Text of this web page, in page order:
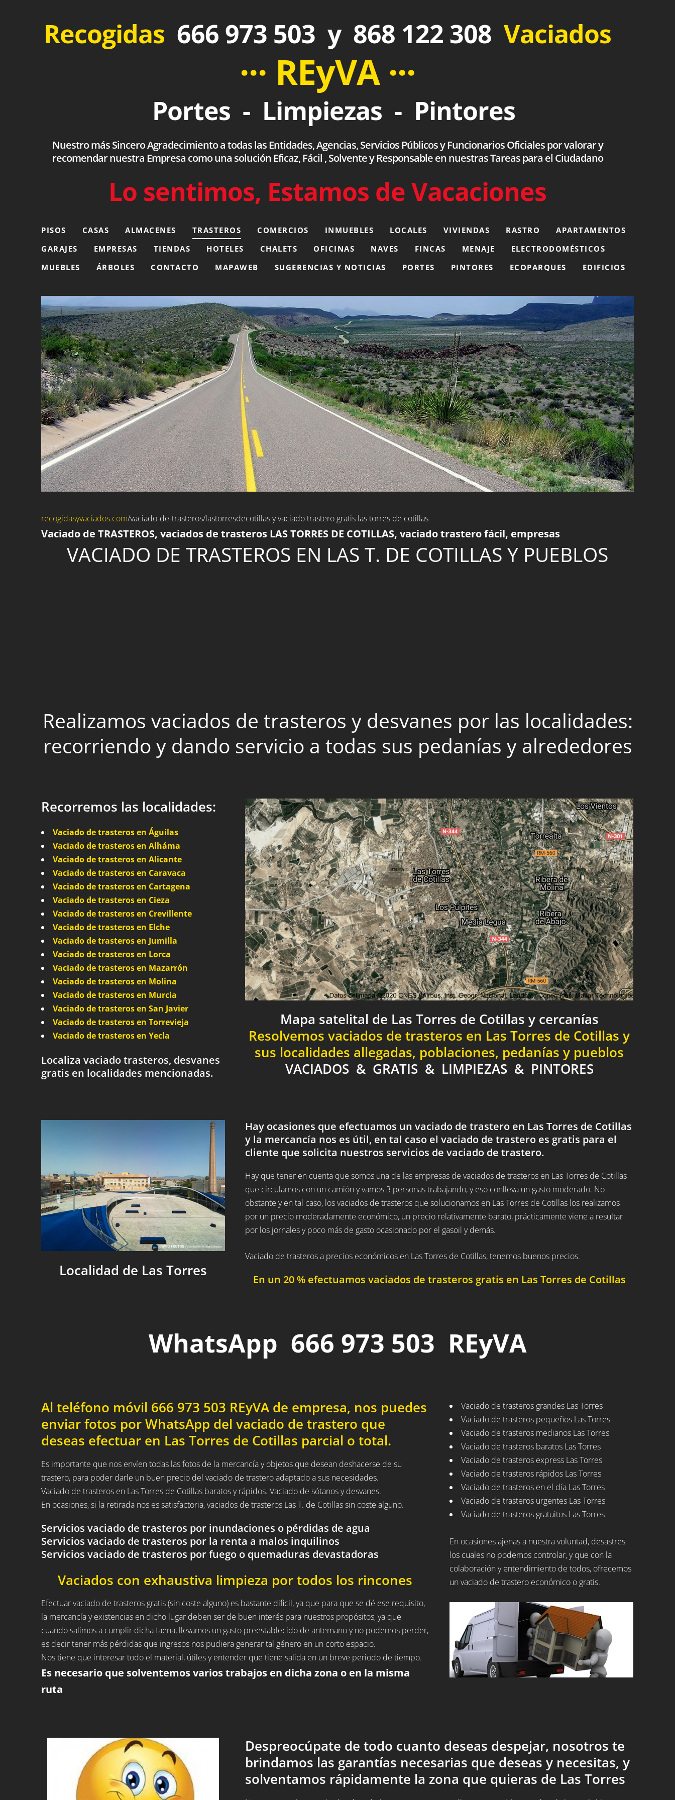
Recogidas 666 973 503 y 868 122 308 Vaciados
··· REyVA ···
Portes - Limpiezas - Pintores
Nuestro más Sincero Agradecimiento a todas las Entidades, Agencias, Servicios Públicos y Funcionarios Oficiales por valorar y
recomendar nuestra Empresa como una solución Eficaz, Fácil , Solvente y Responsable en nuestras Tareas para el Ciudadano
Lo sentimos, Estamos de Vacaciones
PISOS CASAS ALMACENES TRASTEROS COMERCIOS INMUEBLES LOCALES VIVIENDAS RASTRO
APARTAMENTOS
GARAJES
EMPRESAS TIENDAS HOTELES CHALETS OFICINAS NAVES FINCAS MENAJE
ELECTRODOMÉSTICOS
MUEBLES
ÁRBOLES CONTACTO MAPAWEB SUGERENCIAS Y NOTICIAS PORTES PINTORES ECOPARQUES EDIFICIOS
recogidasyvaciados.com/vaciado-de-trasteros/lastorresdecotillas y vaciado trastero gratis las torres de cotillas
Vaciado de TRASTEROS, vaciados de trasteros LAS TORRES DE COTILLAS, vaciado trastero fácil, empresas
VACIADO DE TRASTEROS EN LAS T. DE COTILLAS Y PUEBLOS
Realizamos vaciados de trasteros y desvanes por las localidades:
recorriendo y dando servicio a todas sus pedanías y alrededores
Recorremos las localidades:
Vaciado de trasteros en Águilas
Vaciado de trasteros en Alháma
Vaciado de trasteros en Alicante
Vaciado de trasteros en Caravaca
Vaciado de trasteros en Cartagena
Vaciado de trasteros en Cieza
Vaciado de trasteros en Crevillente
Vaciado de trasteros en Elche
Vaciado de trasteros en Jumilla
Vaciado de trasteros en Lorca
Vaciado de trasteros en Mazarrón
Vaciado de trasteros en Molina
Vaciado de trasteros en Murcia
Vaciado de trasteros en San Javier
Vaciado de trasteros en Torrevieja
Vaciado de trasteros en Yecla
Localiza vaciado trasteros, desvanes
gratis en localidades mencionadas.
Mapa satelital de Las Torres de Cotillas y cercanías
Resolvemos vaciados de trasteros en Las Torres de Cotillas y
sus localidades allegadas, poblaciones, pedanías y pueblos
VACIADOS & GRATIS & LIMPIEZAS & PINTORES
Localidad de Las Torres
Hay ocasiones que efectuamos un vaciado de trastero en Las Torres de Cotillas
y la mercancía nos es útil, en tal caso el vaciado de trastero es gratis para el
cliente que solicita nuestros servicios de vaciado de trastero.
Hay que tener en cuenta que somos una de las empresas de vaciados de trasteros en Las Torres de Cotillas
que circulamos con un camión y vamos 3 personas trabajando, y eso conlleva un gasto moderado. No
obstante y en tal caso, los vaciados de trasteros que solucionamos en Las Torres de Cotillas los realizamos
por un precio moderadamente económico, un precio relativamente barato, prácticamente viene a resultar
por los jornales y poco más de gasto ocasionado por el gasoil y demás.
Vaciado de trasteros a precios económicos en Las Torres de Cotillas, tenemos buenos precios.
En un 20 % efectuamos vaciados de trasteros gratis en Las Torres de Cotillas
WhatsApp 666 973 503 REyVA
Al teléfono móvil 666 973 503 REyVA de empresa, nos puedes
enviar fotos por WhatsApp del vaciado de trastero que
deseas efectuar en Las Torres de Cotillas parcial o total.
Es importante que nos envíen todas las fotos de la mercancía y objetos que desean deshacerse de su
trastero, para poder darle un buen precio del vaciado de trastero adaptado a sus necesidades.
Vaciado de trasteros en Las Torres de Cotillas baratos y rápidos. Vaciado de sótanos y desvanes.
En ocasiones, si la retirada nos es satisfactoria, vaciados de trasteros Las T. de Cotillas sin coste alguno.
Servicios vaciado de trasteros por inundaciones o pérdidas de agua
Servicios vaciado de trasteros por la renta a malos inquilinos
Servicios vaciado de trasteros por fuego o quemaduras devastadoras
Vaciados con exhaustiva limpieza por todos los rincones
Efectuar vaciado de trasteros gratis (sin coste alguno) es bastante dificil, ya que para que se dé ese requisito,
la mercancía y existencias en dicho lugar deben ser de buen interés para nuestros propósitos, ya que
cuando salimos a cumplir dicha faena, llevamos un gasto preestablecido de antemano y no podemos perder,
es decir tener más pérdidas que ingresos nos pudiera generar tal género en un corto espacio.
Nos tiene que interesar todo el material, útiles y entender que tiene salida en un breve periodo de tiempo.
Es necesario que solventemos varios trabajos en dicha zona o en la misma
ruta
Vaciado de trasteros grandes Las Torres
Vaciado de trasteros pequeños Las Torres
Vaciado de trasteros medianos Las Torres
Vaciado de trasteros baratos Las Torres
Vaciado de trasteros express Las Torres
Vaciado de trasteros rápidos Las Torres
Vaciado de trasteros en el día Las Torres
Vaciado de trasteros urgentes Las Torres
Vaciado de trasteros gratuitos Las Torres
En ocasiones ajenas a nuestra voluntad, desastres
los cuales no podemos controlar, y que con la
colaboración y entendimiento de todos, ofrecemos
un vaciado de trastero económico o gratis.
Despreocúpate de todo cuanto deseas despejar, nosotros te
brindamos las garantías necesarias que deseas y necesitas, y
solventamos rápidamente la zona que quieras de Las Torres